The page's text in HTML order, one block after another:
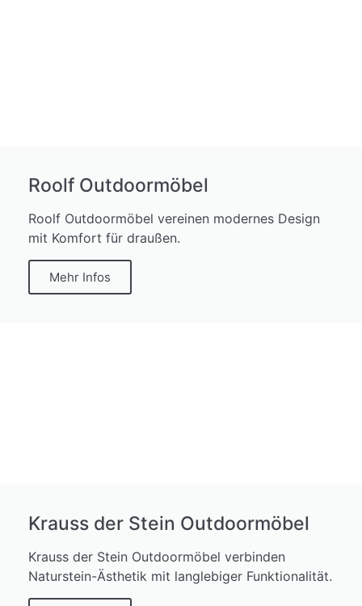
Roolf Outdoormöbel
Roolf Outdoormöbel vereinen modernes Design
mit Komfort für draußen.
Mehr Infos
Krauss der Stein Outdoormöbel
Krauss der Stein Outdoormöbel verbinden
Naturstein-Ästhetik mit langlebiger Funktionalität.